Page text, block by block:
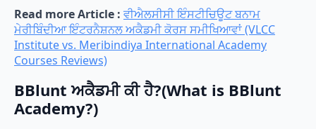
Read more Article : ਵੀਐਲਸੀਸੀ ਇੰਸਟੀਚਿਊਟ ਬਨਾਮ
ਮੇਰੀਬਿੰਦੀਆ ਇੰਟਰਨੈਸ਼ਨਲ ਅਕੈਡਮੀ ਕੋਰਸ ਸਮੀਖਿਆਵਾਂ (VLCC
Institute vs. Meribindiya International Academy
Courses Reviews)
BBlunt ਅਕੈਡਮੀ ਕੀ ਹੈ?(What is BBlunt
Academy?)